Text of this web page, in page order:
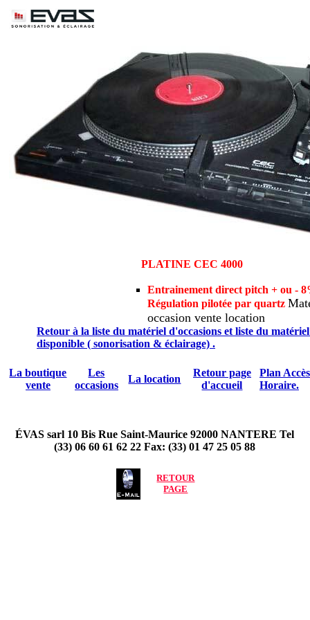
PLATINE CEC 4000
Entrainement direct pitch + ou -
Régulation pilotée par quartz
occasion vente location
Retour à la liste du matériel d'occasions et liste du
disponible ( sonorisation & éclairage) .
La boutique
vente
Les
occasions
La location
Retour page
d'accueil
Plan Accès
Horaire.
ÉVAS sarl 10 Bis Rue Saint-Maurice 92000 NANTERE Tel
(33) 06 60 61 62 22 Fax: (33) 01 47 25 05 88
RETOUR
PAGE